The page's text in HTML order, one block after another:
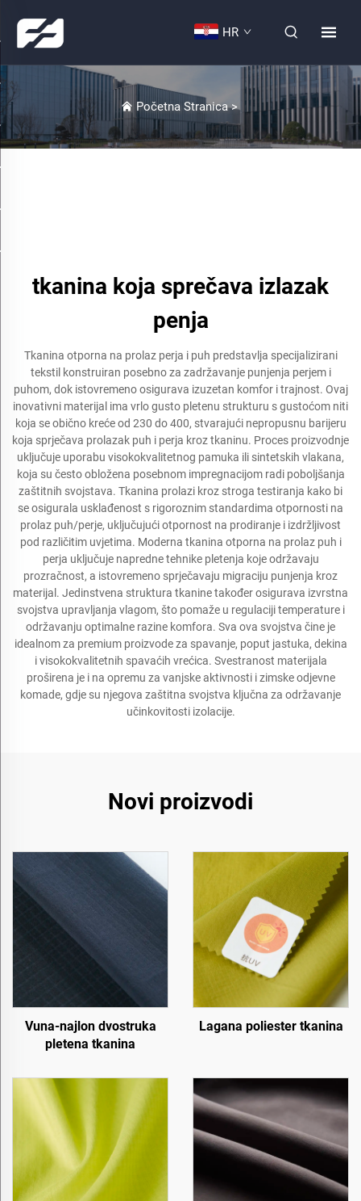
HR
Početna Stranica>
tkanina koja sprečava izlazak
penja
Tkanina otporna na prolaz perja i puh predstavlja specijalizirani
tekstil konstruiran posebno za zadržavanje punjenja perjem i
puhom, dok istovremeno osigurava izuzetan komfor i trajnost. Ovaj
inovativni materijal ima vrlo gusto pletenu strukturu s gustoćom niti
koja se obično kreće od 230 do 400, stvarajući nepropusnu barijeru
koja sprječava prolazak puh i perja kroz tkaninu. Proces proizvodnje
uključuje uporabu visokokvalitetnog pamuka ili sintetskih vlakana,
koja su često obložena posebnom impregnacijom radi poboljšanja
zaštitnih svojstava. Tkanina prolazi kroz stroga testiranja kako bi
se osigurala usklađenost s rigoroznim standardima otpornosti na
prolaz puh/perje, uključujući otpornost na prodiranje i izdržljivost
pod različitim uvjetima. Moderna tkanina otporna na prolaz puh i
perja uključuje napredne tehnike pletenja koje održavaju
prozračnost, a istovremeno sprječavaju migraciju punjenja kroz
materijal. Jedinstvena struktura tkanine također osigurava izvrstna
svojstva upravljanja vlagom, što pomaže u regulaciji temperature i
održavanju optimalne razine komfora. Sva ova svojstva čine je
idealnom za premium proizvode za spavanje, poput jastuka, dekina
i visokokvalitetnih spavaćih vrećica. Svestranost materijala
proširena je i na opremu za vanjske aktivnosti i zimske odjevne
komade, gdje su njegova zaštitna svojstva ključna za održavanje
učinkovitosti izolacije.
Novi proizvodi
Vuna-najlon dvostruka
pletena tkanina
Lagana poliester tkanina